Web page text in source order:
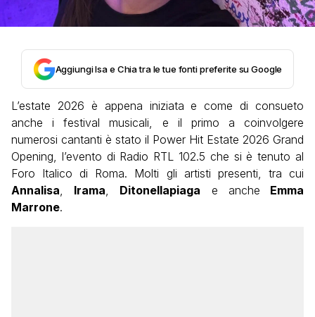
Aggiungi Isa e Chia tra le tue fonti preferite su Google
L’estate 2026 è appena iniziata e come di consueto
anche i festival musicali, e il primo a coinvolgere
numerosi cantanti è stato il Power Hit Estate 2026 Grand
Opening, l’evento di Radio RTL 102.5 che si è tenuto al
Foro Italico di Roma. Molti gli artisti presenti, tra cui
Annalisa
Irama Ditonellapiaga e anche Emma
Marrone.